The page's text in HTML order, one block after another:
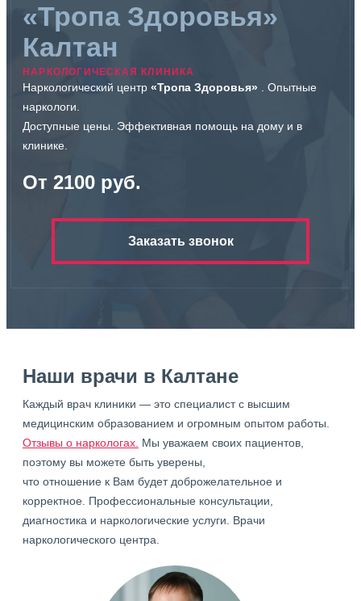
«Тропа Здоровья»
Калтан
НАРКОЛОГИЧЕСКАЯ КЛИНИКА
Наркологический центр «Тропа Здоровья» . Опытные
наркологи.
Доступные цены. Эффективная помощь на дому и в
клинике.
От 2100 руб.
Заказать звонок
Наши врачи в Калтане
Каждый врач клиники — это специалист с высшим
медицинским образованием и огромным опытом работы.
Отзывы о наркологах. Мы уважаем своих пациентов,
поэтому вы можете быть уверены,
что отношение к Вам будет доброжелательное и
корректное. Профессиональные консультации,
диагностика и наркологические услуги. Врачи
наркологического центра.